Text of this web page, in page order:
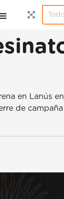
en Lanús
de